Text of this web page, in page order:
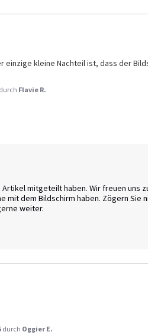
kleine Nachteil ist, dass der
durch Flavie R.
mitgeteilt haben. Wir freuen uns
mit dem Bildschirm haben. Zögern Sie
weiter.
durch Oggier E.